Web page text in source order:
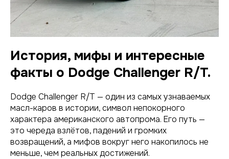
История, мифы и интересные
факты о Dodge Challenger R/T.
Dodge Challenger R/T — один из самых узнаваемых
масл-каров в истории, символ непокорного
характера американского автопрома. Его путь —
это череда взлётов, падений и громких
возвращений, а мифов вокруг него накопилось не
меньше, чем реальных достижений.